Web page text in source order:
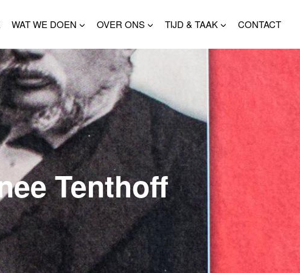
WAT WE DOEN OVER ONS TIJD & TAAK CONTACT
Tenthoff